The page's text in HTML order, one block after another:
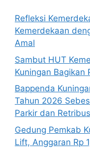
Refleksi
Kemerdekaan
Amal
Sambut HUT
Kuningan Bagikan
Bappenda
Tahun 2026
Parkir dan
Gedung Pemkab
Lift, Anggaran Rp